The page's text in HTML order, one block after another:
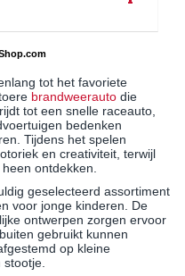
tot het favoriete
brandweerauto die
tot een snelle raceauto,
bedenken
Tijdens het spelen
en creativiteit, terwijl
ontdekken.
geselecteerd assortiment
voor jonge kinderen. De
ontwerpen zorgen ervoor
gebruikt kunnen
op kleine
stootje.